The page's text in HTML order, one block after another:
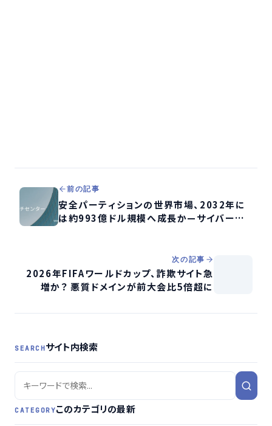
前の記事
安全パーティションの世界市場、2032年に
は約993億ドル規模へ成長か—サイバーセ
次の記事
2026年FIFAワールドカップ、詐欺サイト急
増か？ 悪質ドメインが前大会比5倍超に
SEARCHサイト内検索
CATEGORYこのカテゴリの最新